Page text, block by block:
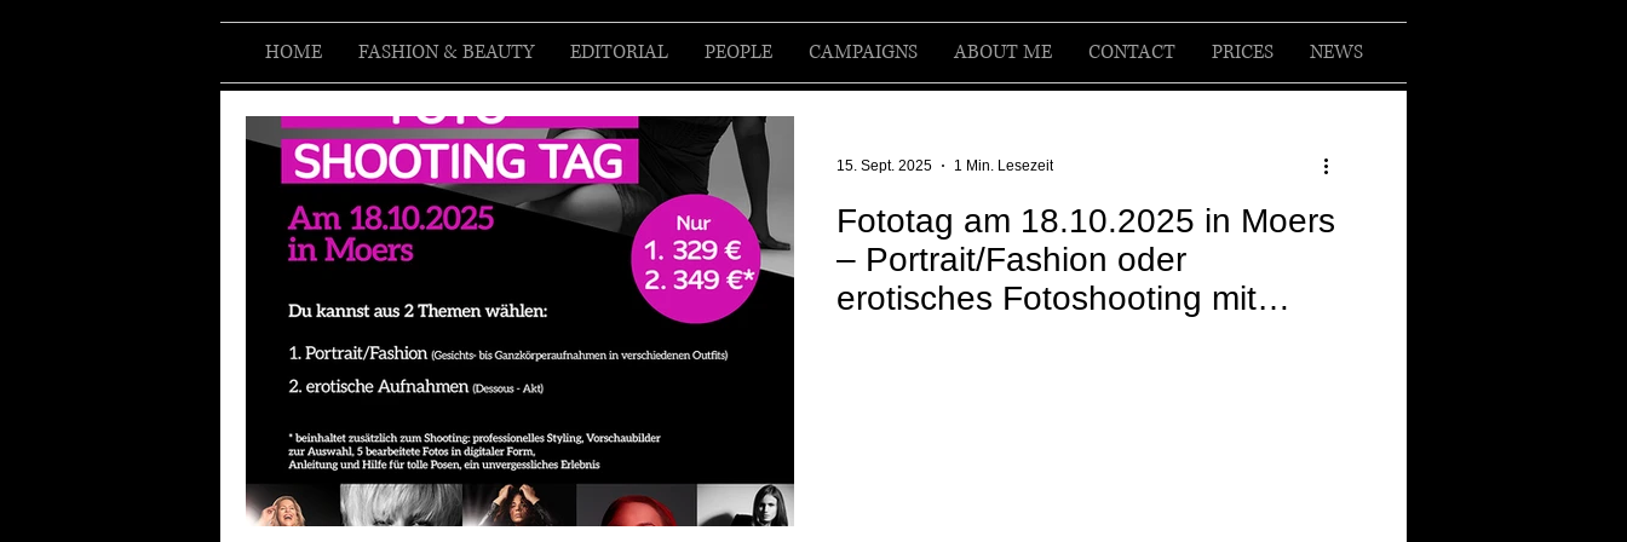
HOME FASHION & BEAUTY EDITORIAL PEOPLE CAMPAIGNS ABOUT ME CONTACT PRICES NEWS
Fototag am 18.10.2025 in Moers
– Portrait/Fashion oder
erotisches Fotoshooting mit
15. Sept. 2025 1 Min. Lesezeit